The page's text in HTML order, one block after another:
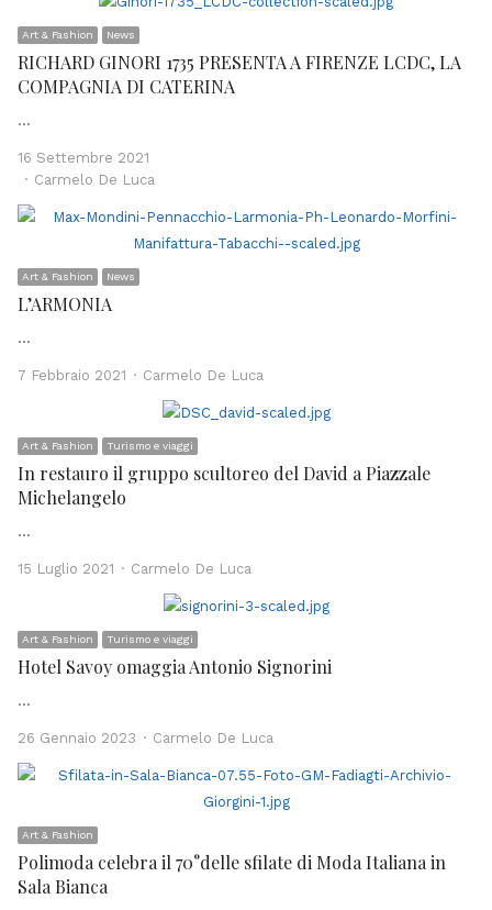
Art & Fashion News
RICHARD GINORI 1735 PRESENTA A FIRENZE LCDC, LA
COMPAGNIA DI CATERINA
…
16 Settembre 2021
Author
Carmelo De Luca
Art & Fashion News
L’ARMONIA
…
7 Febbraio 2021 Author
Carmelo De Luca
Art & Fashion Turismo e viaggi
In restauro il gruppo scultoreo del David a Piazzale
Michelangelo
…
15 Luglio 2021 Author
Carmelo De Luca
Art & Fashion Turismo e viaggi
Hotel Savoy omaggia Antonio Signorini
…
26 Gennaio 2023 Author
Carmelo De Luca
Art & Fashion
Polimoda celebra il 70°delle sfilate di Moda Italiana in
Sala Bianca